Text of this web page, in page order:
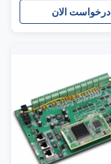
درخواست الان